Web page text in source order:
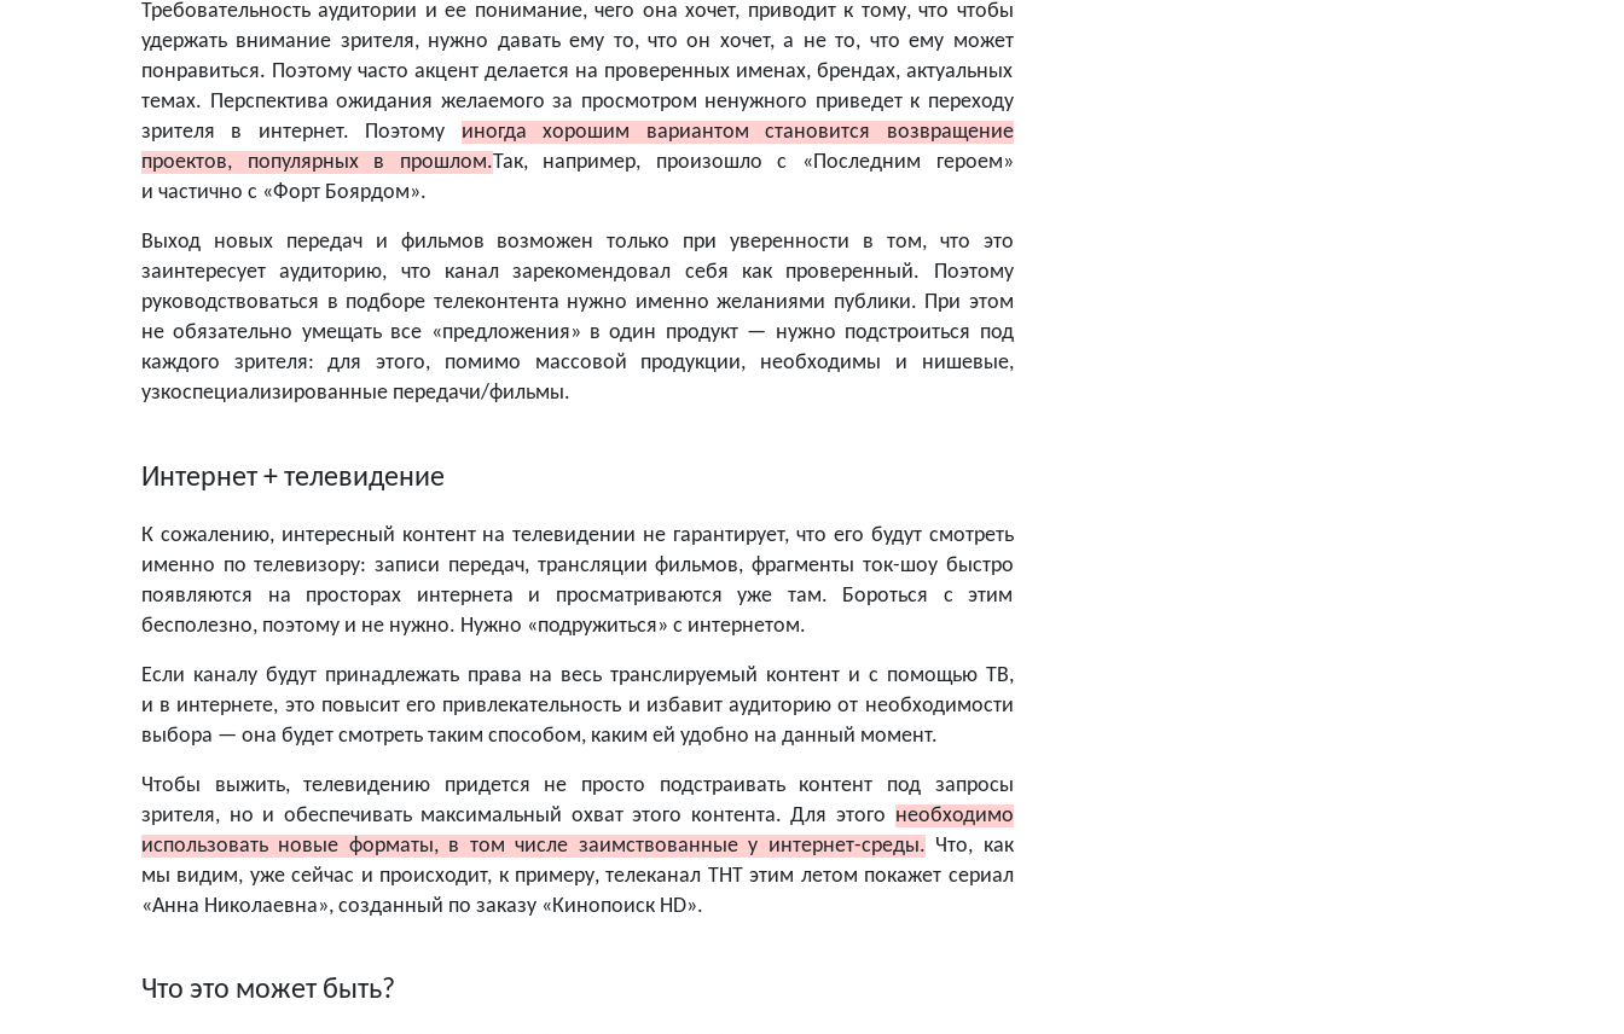
Требовательность аудитории и ее понимание, чего она хочет, приводит к тому, что чтобы
удержать внимание зрителя, нужно давать ему то, что он хочет, а не то, что ему может
понравиться. Поэтому часто акцент делается на проверенных именах, брендах, актуальных
темах. Перспектива ожидания желаемого за просмотром ненужного приведет к переходу
зрителя в интернет. Поэтому иногда хорошим вариантом становится возвращение
проектов, популярных в прошлом.Так, например, произошло с «Последним героем»
и частично с «Форт Боярдом».
Выход новых передач и фильмов возможен только при уверенности в том, что это
заинтересует аудиторию, что канал зарекомендовал себя как проверенный. Поэтому
руководствоваться в подборе телеконтента нужно именно желаниями публики. При этом
не обязательно умещать все «предложения» в один продукт — нужно подстроиться под
каждого зрителя: для этого, помимо массовой продукции, необходимы и нишевые,
узкоспециализированные передачи/фильмы.
Интернет + телевидение
К сожалению, интересный контент на телевидении не гарантирует, что его будут смотреть
именно по телевизору: записи передач, трансляции фильмов, фрагменты ток-шоу быстро
появляются на просторах интернета и просматриваются уже там. Бороться с этим
бесполезно, поэтому и не нужно. Нужно «подружиться» с интернетом.
Если каналу будут принадлежать права на весь транслируемый контент и с помощью ТВ,
и в интернете, это повысит его привлекательность и избавит аудиторию от необходимости
выбора — она будет смотреть таким способом, каким ей удобно на данный момент.
Чтобы выжить, телевидению придется не просто подстраивать контент под запросы
зрителя, но и обеспечивать максимальный охват этого контента. Для этого необходимо
использовать новые форматы, в том числе заимствованные у интернет-среды. Что, как
мы видим, уже сейчас и происходит, к примеру, телеканал ТНТ этим летом покажет сериал
«Анна Николаевна», созданный по заказу «Кинопоиск HD».
Что это может быть?